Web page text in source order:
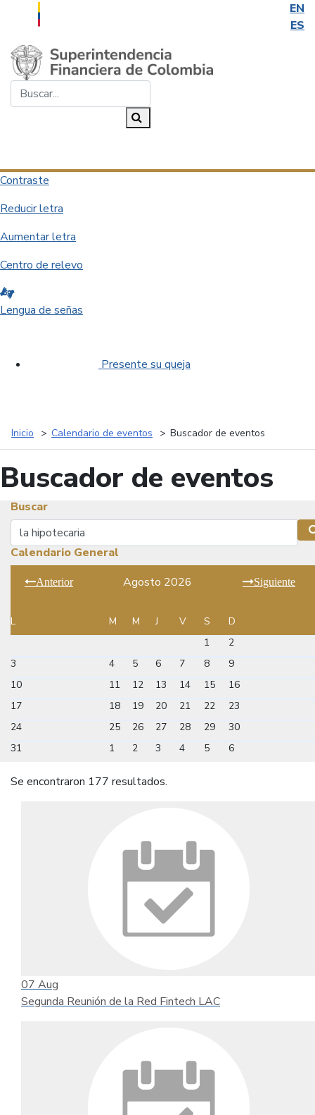
EN
ES
Saltar al contenido principal
Contraste
Reducir letra
Aumentar letra
Centro de relevo
Lengua de señas
Presente su queja
Inicio Calendario de eventos Buscador de eventos
Buscador de eventos
Buscar
Buscar
Calendario General
Anterior Agosto 2026 Siguiente
L M M J V S
D
1
2
3
4 5 6 7 8
9
10
11 12 13 14 15
16
17
18 19 20 21 22
23
24
25 26 27 28 29
30
31
1 2 3 4 5 6
Se encontraron 177 resultados.
07 Aug
Segunda Reunión de la Red Fintech LAC